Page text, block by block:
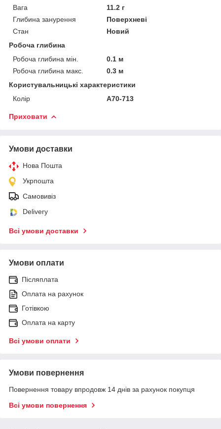
Вага
11.2 г
Глибина занурення
Поверхневі
Стан
Новий
Робоча глибина
Робоча глибина мін.
0.1 м
Робоча глибина макс.
0.3 м
Користувальницькі характеристики
Колір
A70-713
Приховати
Умови доставки
Нова Пошта
Укрпошта
Самовивіз
Delivery
Всі умови доставки
Умови оплати
Післяплата
Оплата на рахунок
Готівкою
Оплата на карту
Всі умови оплати
Умови повернення
Повернення товару впродовж 14 днів за рахунок покупця
Всі умови повернення